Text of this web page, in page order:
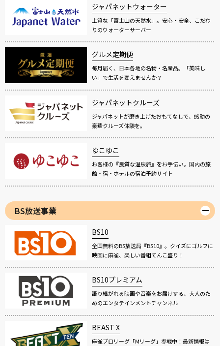
ジャパネットウォーター
上質な「富士山の天然水」。安心・安全、こだわ
りのウォーターサーバー
グルメ定期便
毎月届く、日本各地の名物・名産品。「美味し
い」で生活を変えませんか？
ジャパネットクルーズ
ジャパネットが磨き上げたおもてなしで、感動の
豪華クルーズ体験を。
ゆこゆこ
お客様の『良質な温泉旅』をお手伝い。国内の旅
館・宿・ホテルの宿泊予約サイト
BS放送事業
BS10
全国無料のBS放送局『BS10』。クイズにゴルフに
映画に麻雀、楽しい番組てんこ盛り！
BS10プレミアム
語り継がれる映画や音楽をお届けする、大人のた
めのエンタテインメントチャンネル
BEAST X
麻雀プロリーグ「Mリーグ」参戦中！最新情報は